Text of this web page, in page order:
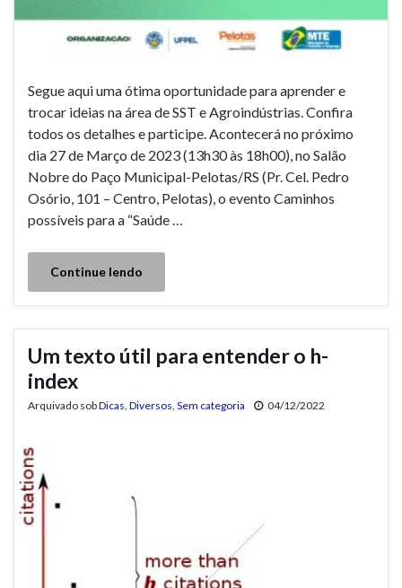
Segue aqui uma ótima oportunidade para aprender e
trocar ideias na área de SST e Agroindústrias. Confira
todos os detalhes e participe. Acontecerá no próximo
dia 27 de Março de 2023 (13h30 às 18h00), no Salão
Nobre do Paço Municipal-Pelotas/RS (Pr. Cel. Pedro
Osório, 101 – Centro, Pelotas), o evento Caminhos
possíveis para a “Saúde …
Continue lendo
Um texto útil para entender o h-
index
Arquivado sobDicas, Diversos, Sem categoria 04/12/2022